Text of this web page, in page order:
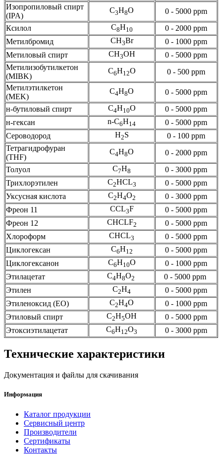
Изопропиловый спирт
(IPA)
C3H8O
0 - 5000 ppm
Ксилол
C8H10
0 - 2000 ppm
Метилбромид
CH3Br
0 - 1000 ppm
Метиловый спирт
CH3OH
0 - 5000 ppm
Метилизобутилкетон
(MIBK)
C6H12O
0 - 500 ppm
Метилэтилкетон
(MEK)
C4H8O
0 - 5000 ppm
н-бутиловый спирт
C4H10O
0 - 5000 ppm
н-гексан
n-C6H14
0 - 5000 ppm
Сероводород
H2S
0 - 100 ppm
Тетрагидрофуран
(THF)
C4H8O
0 - 2000 ppm
Толуол
C7H8
0 - 3000 ppm
Трихлорэтилен
C2HCL3
0 - 5000 ppm
Уксусная кислота
C2H4O2
0 - 3000 ppm
Фреон 11
CCL3F
0 - 5000 ppm
Фреон 12
CHCLF2
0 - 5000 ppm
Хлороформ
CHCL3
0 - 5000 ppm
Циклогексан
C6H12
0 - 5000 ppm
Циклогексанон
C6H10O
0 - 1000 ppm
Этилацетат
C4H8O2
0 - 5000 ppm
Этилен
C2H4
0 - 5000 ppm
Этиленоксид (EO)
C2H4O
0 - 1000 ppm
Этиловый спирт
C2H5OH
0 - 5000 ppm
Этоксиэтилацетат
C6H12O3 0 - 3000 ppm
Технические характеристики
Документация и файлы для скачивания
Информация
Каталог продукции
Сервисный центр
Производители
Сертификаты
Контакты